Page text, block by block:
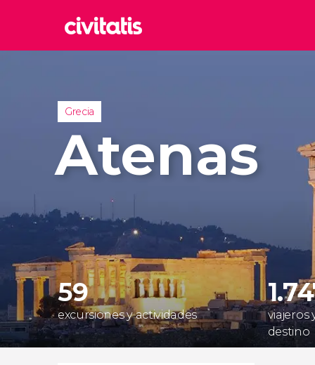
Reino
Grecia
Atenas
59
excursiones y actividades
viajeros
destino